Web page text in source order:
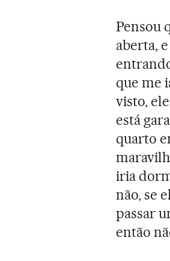
Pensou
aberta,
que me
visto,
está
quarto
iria
não, se
passar
então